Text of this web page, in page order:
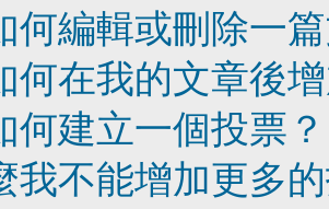
何編輯或刪除一
何在我的文章後
何建立一個投票？
我不能增加更多